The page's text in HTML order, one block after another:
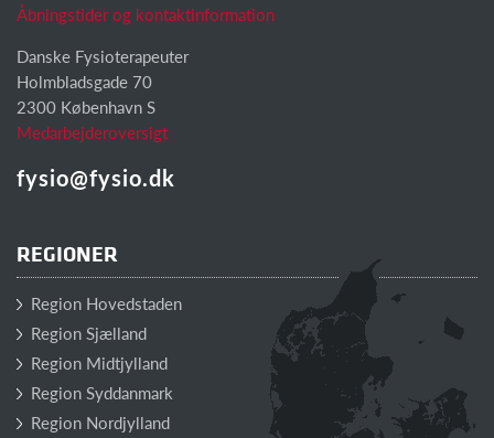
Åbningstider og kontaktinformation
Danske Fysioterapeuter
Holmbladsgade 70
2300 København S
Medarbejderoversigt
fysio@fysio.dk
REGIONER
Region Hovedstaden
Region Sjælland
Region Midtjylland
Region Syddanmark
Region Nordjylland